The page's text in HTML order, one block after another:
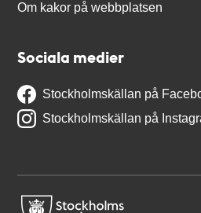
Om kakor på webbplatsen
Sociala medier
Stockholmskällan på
Stockholmskällan på